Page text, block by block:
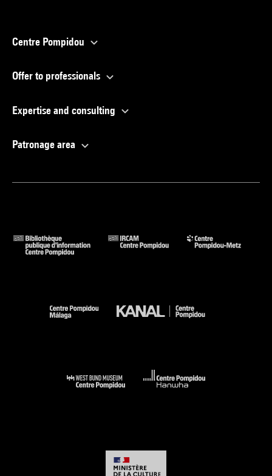
Centre Pompidou
Offer to professionals
Expertise and consulting
Patronage area